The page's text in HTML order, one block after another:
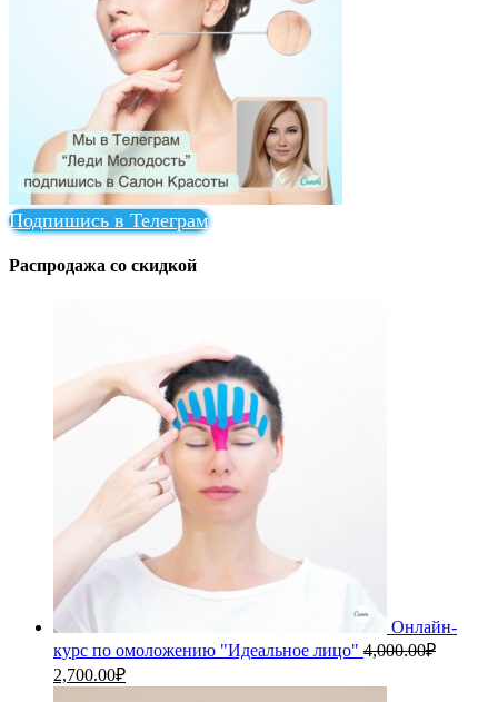
Подпишись в Телеграм
Распродажа со скидкой
Онлайн-
курс по омоложению "Идеальное лицо" 4,000.00₽
Первоначальная
цена
2,700.00₽Текущая
цена: